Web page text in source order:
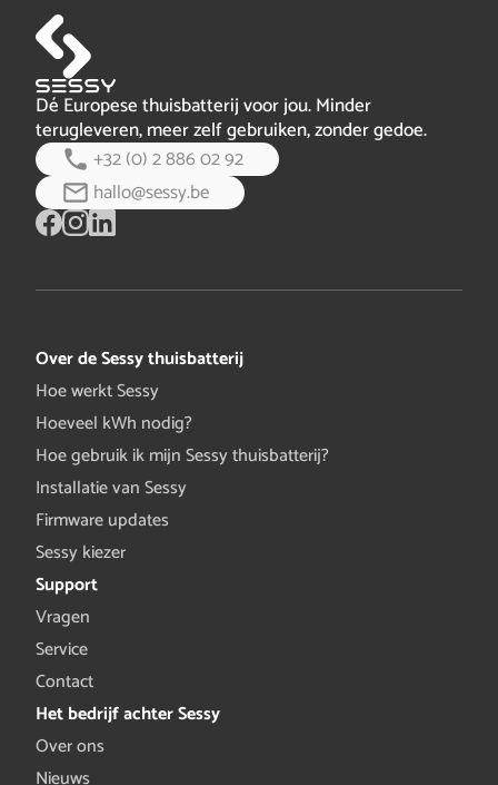
bericht
Dé Europese thuisbatterij voor jou. Minder
terugleveren, meer zelf gebruiken, zonder gedoe.
+32 (0) 2 886 02 92
hallo@sessy.be
Over de Sessy thuisbatterij
Hoe werkt Sessy
Hoeveel kWh nodig?
Hoe gebruik ik mijn Sessy thuisbatterij?
Installatie van Sessy
Firmware updates
Sessy kiezer
Support
Vragen
Service
Contact
Het bedrijf achter Sessy
Over ons
Nieuws